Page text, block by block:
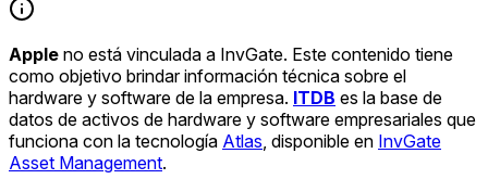
Apple no está vinculada a InvGate. Este contenido tiene
como objetivo brindar información técnica sobre el
hardware y software de la empresa. ITDB es la base de
datos de activos de hardware y software empresariales que
funciona con la tecnología Atlas , disponible en InvGate
Asset Management.